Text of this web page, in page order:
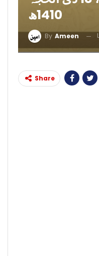
1410ھ
By Ameen
Share